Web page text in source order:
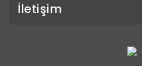
İletişim